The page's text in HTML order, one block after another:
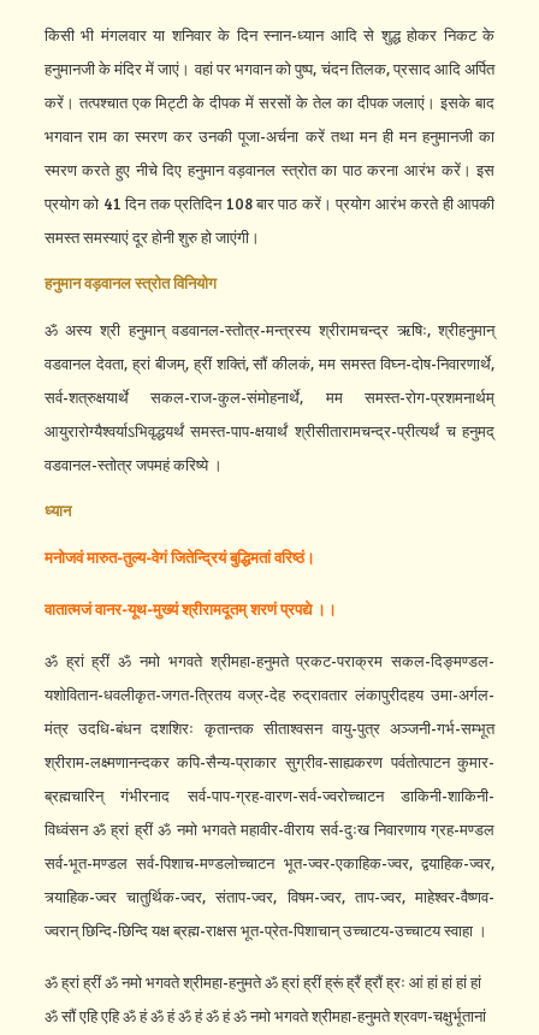
किसी भी मंगलवार या शनिवार के दिन स्नान-ध्यान आदि से शुद्ध होकर निकट के
हनुमानजी के मंदिर में जाएं। वहां पर भगवान को पुष्प, चंदन तिलक, प्रसाद आदि अर्पित
करें। तत्पश्चात एक मिट्टी के दीपक में सरसों के तेल का दीपक जलाएं। इसके बाद
भगवान राम का स्मरण कर उनकी पूजा-अर्चना करें तथा मन ही मन हनुमानजी का
स्मरण करते हुए नीचे दिए हनुमान वड़वानल स्त्रोत का पाठ करना आरंभ करें। इस
प्रयोग को 41 दिन तक प्रतिदिन 108 बार पाठ करें। प्रयोग आरंभ करते ही आपकी
समस्त समस्याएं दूर होनी शुरु हो जाएंगी।
हनुमानवड़वानलस्त्रोतविनियोग
ॐ अस्य श्री हनुमान् वडवानल-स्तोत्र-मन्त्रस्य श्रीरामचन्द्र ऋषिः, श्रीहनुमान्
वडवानल देवता, ह्रां बीजम्, ह्रीं शक्तिं, सौं कीलकं, मम समस्त विघ्न-दोष-निवारणार्थे,
सर्व-शत्रुक्षयार्थे सकल-राज-कुल-संमोहनार्थे, मम समस्त-रोग-प्रशमनार्थम्
आयुरारोग्यैश्वर्याऽभिवृद्धयर्थं समस्त-पाप-क्षयार्थं श्रीसीतारामचन्द्र-प्रीत्यर्थं च हनुमद्
वडवानल-स्तोत्र जपमहं करिष्ये ।
ध्यान
मनोजवंमारुत-तुल्य-वेगंजितेन्द्रियंबुद्धिमतांवरिष्ठं।
वातात्मजंवानर-यूथ-मुख्यंश्रीरामदूतम्शरणंप्रपद्ये ।।
ॐ ह्रां ह्रीं ॐ नमो भगवते श्रीमहा-हनुमते प्रकट-पराक्रम सकल-दिङ्मण्डल-
यशोवितान-धवलीकृत-जगत-त्रितय वज्र-देह रुद्रावतार लंकापुरीदहय उमा-अर्गल-
मंत्र उदधि-बंधन दशशिरः कृतान्तक सीताश्वसन वायु-पुत्र अञ्जनी-गर्भ-सम्भूत
श्रीराम-लक्ष्मणानन्दकर कपि-सैन्य-प्राकार सुग्रीव-साह्यकरण पर्वतोत्पाटन कुमार-
ब्रह्मचारिन् गंभीरनाद सर्व-पाप-ग्रह-वारण-सर्व-ज्वरोच्चाटन डाकिनी-शाकिनी-
विध्वंसन ॐ ह्रां ह्रीं ॐ नमो भगवते महावीर-वीराय सर्व-दुःख निवारणाय ग्रह-मण्डल
सर्व-भूत-मण्डल सर्व-पिशाच-मण्डलोच्चाटन भूत-ज्वर-एकाहिक-ज्वर, द्वयाहिक-ज्वर,
त्र्याहिक-ज्वर चातुर्थिक-ज्वर, संताप-ज्वर, विषम-ज्वर, ताप-ज्वर, माहेश्वर-वैष्णव-
ज्वरान् छिन्दि-छिन्दि यक्ष ब्रह्म-राक्षस भूत-प्रेत-पिशाचान् उच्चाटय-उच्चाटय स्वाहा ।
ॐ ह्रां ह्रीं ॐ नमो भगवते श्रीमहा-हनुमते ॐ ह्रां ह्रीं ह्रूं ह्रैं ह्रौं ह्रः आं हां हां हां हां
ॐ सौं एहि एहि ॐ हं ॐ हं ॐ हं ॐ हं ॐ नमो भगवते श्रीमहा-हनुमते श्रवण-चक्षुर्भूतानां